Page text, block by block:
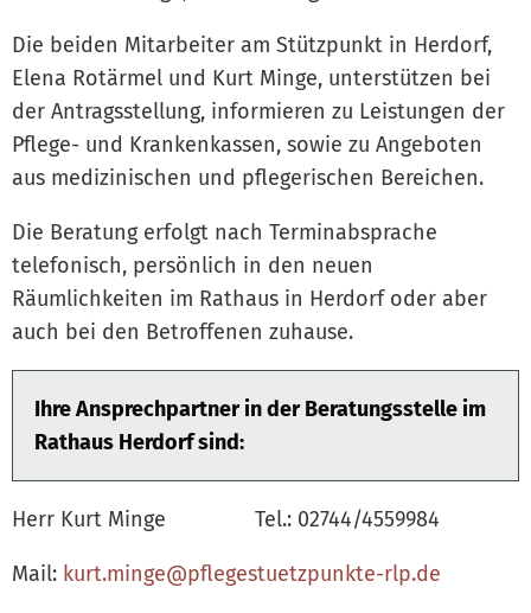
Die beiden Mitarbeiter am Stützpunkt in Herdorf,
Elena Rotärmel und Kurt Minge, unterstützen bei
der Antragsstellung, informieren zu Leistungen der
Pflege- und Krankenkassen, sowie zu Angeboten
aus medizinischen und pflegerischen Bereichen.
Die Beratung erfolgt nach Terminabsprache
telefonisch, persönlich in den neuen
Räumlichkeiten im Rathaus in Herdorf oder aber
auch bei den Betroffenen zuhause.
Ihre Ansprechpartner in der Beratungsstelle im
Rathaus Herdorf sind:
Herr Kurt Minge Tel.: 02744/4559984
Mail: kurt.minge@pflegestuetzpunkte-rlp.de